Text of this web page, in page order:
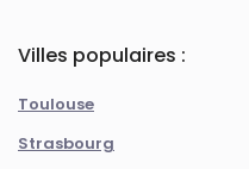
Villes populaires :
Toulouse
Strasbourg